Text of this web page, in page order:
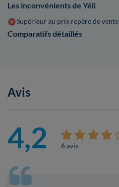
Les inconvénients de Yéli
Supérieur au prix repère de vente
Comparatifs détaillés
Avis
4,2 6 avis